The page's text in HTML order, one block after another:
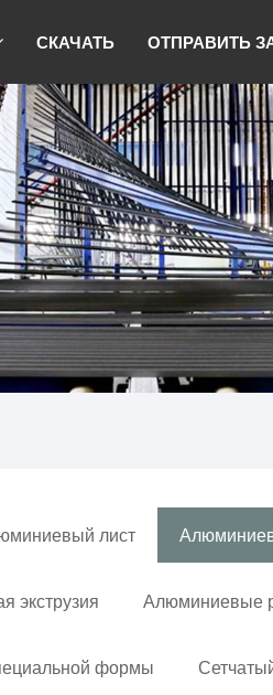
СКАЧАТЬ ОТПРАВИТЬ
лист
экструзия Алюминиевые
формы